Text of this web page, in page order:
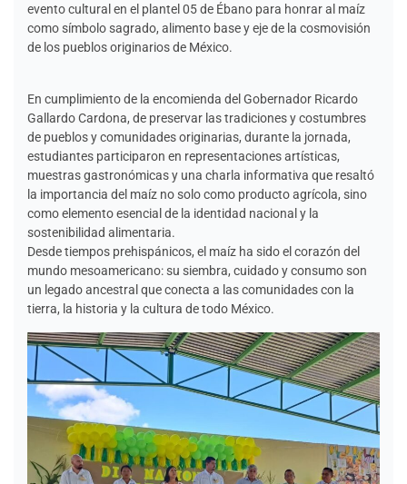
evento cultural en el plantel 05 de Ébano para honrar al maíz
como símbolo sagrado, alimento base y eje de la cosmovisión
de los pueblos originarios de México.
En cumplimiento de la encomienda del Gobernador Ricardo
Gallardo Cardona, de preservar las tradiciones y costumbres
de pueblos y comunidades originarias, durante la jornada,
estudiantes participaron en representaciones artísticas,
muestras gastronómicas y una charla informativa que resaltó
la importancia del maíz no solo como producto agrícola, sino
como elemento esencial de la identidad nacional y la
sostenibilidad alimentaria.
Desde tiempos prehispánicos, el maíz ha sido el corazón del
mundo mesoamericano: su siembra, cuidado y consumo son
un legado ancestral que conecta a las comunidades con la
tierra, la historia y la cultura de todo México.